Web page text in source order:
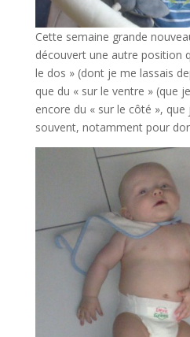
Cette semaine grande
découvert une autre position
le dos » (dont je me lassais
que du « sur le ventre » (que
encore du « sur le côté », que
souvent, notamment pour